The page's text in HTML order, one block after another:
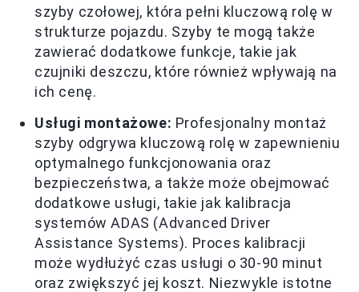
szyby czołowej, która pełni kluczową rolę w
strukturze pojazdu. Szyby te mogą także
zawierać dodatkowe funkcje, takie jak
czujniki deszczu, które również wpływają na
ich cenę.
Usługi montażowe: Profesjonalny montaż
szyby odgrywa kluczową rolę w zapewnieniu
optymalnego funkcjonowania oraz
bezpieczeństwa, a także może obejmować
dodatkowe usługi, takie jak kalibracja
systemów ADAS (Advanced Driver
Assistance Systems). Proces kalibracji
może wydłużyć czas usługi o 30-90 minut
oraz zwiększyć jej koszt. Niezwykle istotne